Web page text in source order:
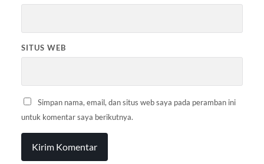
SITUS WEB
Simpan nama, email, dan situs web saya pada peramban ini
untuk komentar saya berikutnya.